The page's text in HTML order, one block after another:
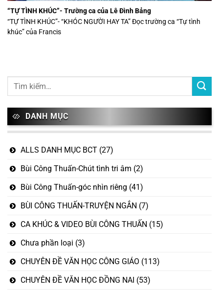
“TỰ TÌNH KHÚC”- Trường ca của Lê Đình Bảng
“TỰ TÌNH KHÚC”- “KHÓC NGƯỜI HAY TA” Đọc trường ca “Tự tình
khúc” của Francis
DANH MỤC
ALLS DANH MỤC BCT (27)
Bùi Công Thuấn-Chút tình tri âm (2)
Bùi Công Thuấn-góc nhìn riêng (41)
BÙI CÔNG THUẤN-TRUYỆN NGẮN (7)
CA KHÚC & VIDEO BÙI CÔNG THUẤN (15)
Chưa phần loại (3)
CHUYÊN ĐỀ VĂN HỌC CÔNG GIÁO (113)
CHUYÊN ĐỀ VĂN HỌC ĐỒNG NAI (53)